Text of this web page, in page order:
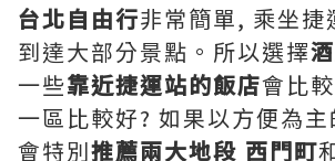
台北自由行非常簡單, 乘坐捷
到達大部分景點。所以選擇
一些靠近捷運站的飯店會比
一區比較好? 如果以方便為
會特別推薦兩大地段 西門町